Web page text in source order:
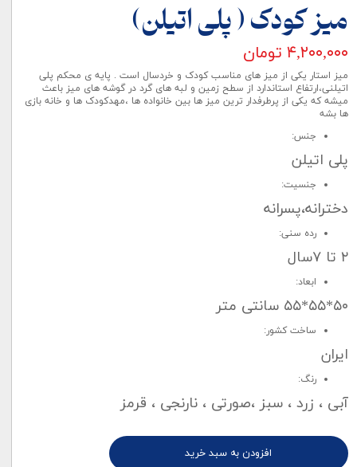
میز کودک ( پلی اتیلن)
۴,۲۰۰,۰۰۰ تومان
میز استار یکی از میز های مناسب کودک و خردسال است . پایه ی محکم پلی
اتیلنی،ارتفاع استاندارد از سطح زمین و لبه های گرد در گوشه های میز باعث
میشه که یکی از پرطرفدار ترین میز ها بین خانواده ها ،مهدکودک ها و خانه بازی
ها بشه
جنس:
پلی اتیلن
جنسیت:
دخترانه،پسرانه
رده سنی:
۲ تا ۷سال
ابعاد:
۵۰*۵۵*۵۵ سانتی متر
ساخت کشور:
ایران
رنگ:
آبی ، زرد ، سبز ،صورتی ، نارنجی ، قرمز
افزودن به سبد خرید